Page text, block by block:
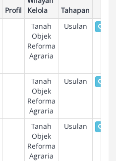
Profil
Kelola
Tahapan
Tanah
Objek
Reforma
Agraria
Usulan
Tanah
Objek
Reforma
Agraria
Usulan
Tanah
Objek
Reforma
Agraria
Usulan